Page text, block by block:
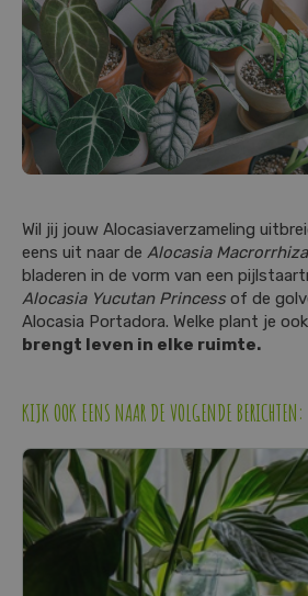
Wil jij jouw Alocasiaverzameling
eens uit naar de Alocasia
bladeren in de vorm van een
Alocasia Yucutan Princess of de
Alocasia Portadora. Welke plant je
brengt leven in elke ruimte.
KIJK OOK EENS NAAR DE VOLGENDE BERICHTEN: